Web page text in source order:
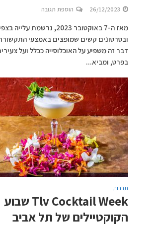
26/12/2023 הוספת תגובה
מאז ה-7 באוקטובר 2023, נרשמת
ובסרטונים קשים שמופצים באמצעי
דבר זה משפיע על האוכלוסייה ככלל ועל
בפרט, ומביא...
תרבות
Tlv Cocktail Week שבוע
הקוקטיילים של תל אביב